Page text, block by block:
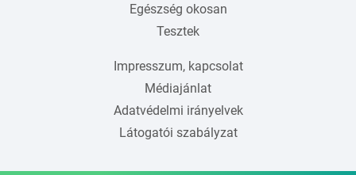
Egészség okosan
Tesztek
Impresszum, kapcsolat
Médiajánlat
Adatvédelmi irányelvek
Látogatói szabályzat